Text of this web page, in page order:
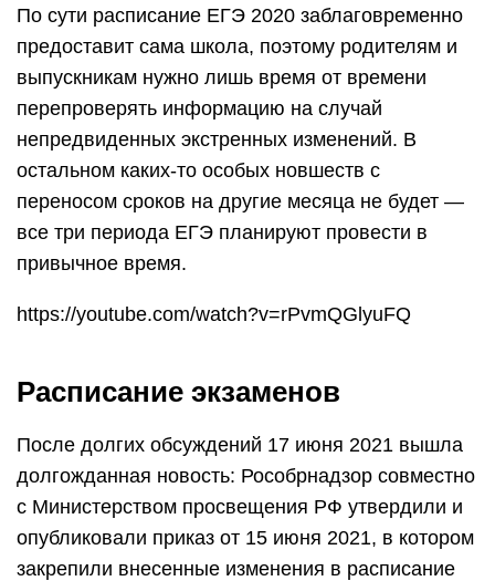
По сути расписание ЕГЭ 2020 заблаговременно
предоставит сама школа, поэтому родителям и
выпускникам нужно лишь время от времени
перепроверять информацию на случай
непредвиденных экстренных изменений. В
остальном каких-то особых новшеств с
переносом сроков на другие месяца не будет —
все три периода ЕГЭ планируют провести в
привычное время.
https://youtube.com/watch?v=rPvmQGlyuFQ
Расписание экзаменов
После долгих обсуждений 17 июня 2021 вышла
долгожданная новость: Рособрнадзор совместно
с Министерством просвещения РФ утвердили и
опубликовали приказ от 15 июня 2021, в котором
закрепили внесенные изменения в расписание